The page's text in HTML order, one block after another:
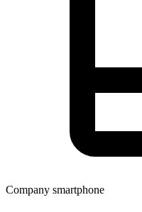
Company smartphone